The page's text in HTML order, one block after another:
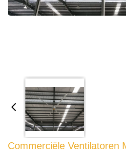
Commerciële Ventilatoren